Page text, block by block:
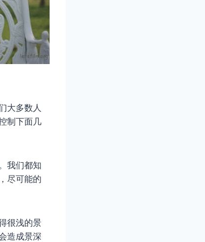
大多数人
制下面几
我们都知
尽可能的
很浅的景
造成景深